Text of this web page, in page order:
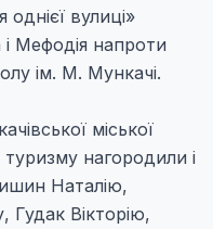
однієї вулиці»
Мефодія напроти
ім. М. Мункачі.
міської
нагородили і
Наталію,
Вікторію,